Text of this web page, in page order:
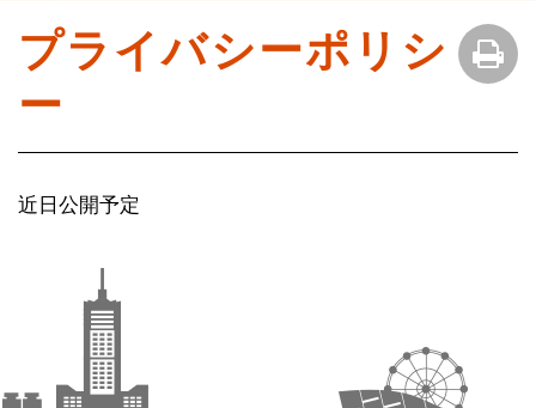
プライバシーポリシ
ー
近日公開予定